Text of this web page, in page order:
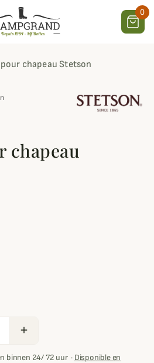
0
chapeau Stetson
chapeau
add
binnen 24/ 72 uur· Disponible en